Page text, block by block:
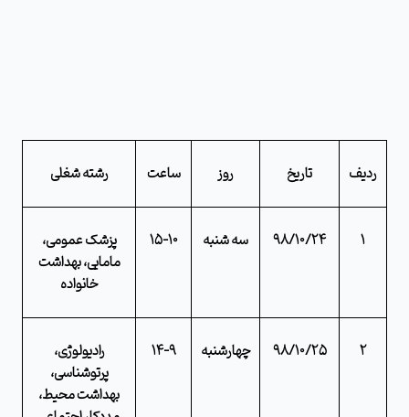
ردیف تاریخ روز ساعت رشته شغلی
1
98/10/24 سه شنبه 15-10
پزشک عمومی،
مامایی، بهداشت
خانواده
2
98/10/25 چهارشنبه 14-9
رادیولوژی،
پرتوشناسی،
بهداشت محیط،